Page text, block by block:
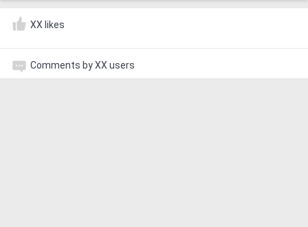
XX likes
Comments by XX users